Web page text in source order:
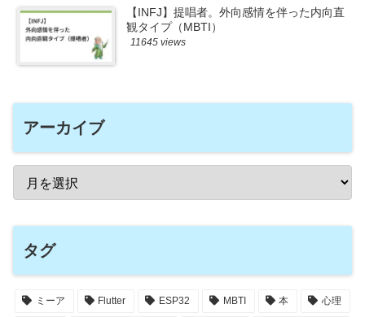
【INFJ】提唱者。外向感情を伴った内向直
観タイプ（MBTI）
11645 views
アーカイブ
タグ
ミーア Flutter ESP32 MBTI 本 心理